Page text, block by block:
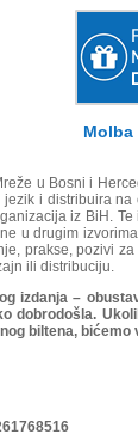
Molba
u Bosni i
i distribuira
iz BiH.
u drugim
prakse, pozivi
ili distribuciju.
izdanja –
dobrodošla.
biltena,